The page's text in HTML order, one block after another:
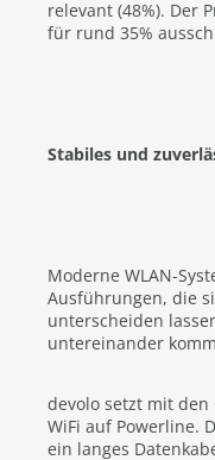
relevant (48%). Der
für rund 35%
Stabiles und
Moderne WLAN-
Ausführungen, die
unterscheiden
untereinander
devolo setzt mit
WiFi auf Powerline.
ein langes